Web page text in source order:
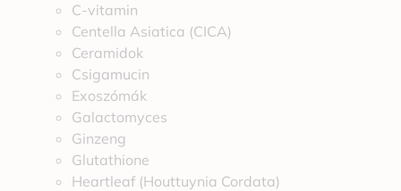
C-vitamin
Centella Asiatica (CICA)
Ceramidok
Csigamucin
Exoszómák
Galactomyces
Ginzeng
Glutathione
Heartleaf (Houttuynia Cordata)